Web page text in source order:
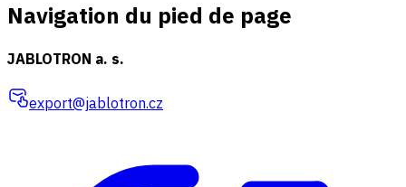
Navigation du pied de page
JABLOTRON a. s.
export@jablotron.cz